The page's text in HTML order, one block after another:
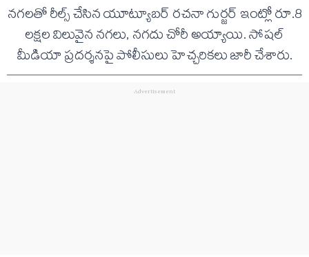
నగలతో రీల్స్ చేసిన యూట్యూబర్ రచనా గుర్జర్ ఇంట్లో రూ.8
లక్షల విలువైన నగలు, నగదు చోరీ అయ్యాయి. సోషల్
మీడియా ప్రదర్శనపై పోలీసులు హెచ్చరికలు జారీ చేశారు.